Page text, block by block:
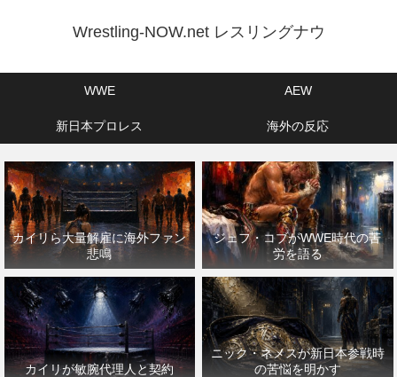
Wrestling-NOW.net レスリングナウ
WWE AEW
新日本プロレス 海外の反応
カイリら大量解雇に海外ファン
悲鳴
ジェフ・コブがWWE時代の苦
労を語る
カイリが敏腕代理人と契約
ニック・ネメスが新日本参戦時
の苦悩を明かす